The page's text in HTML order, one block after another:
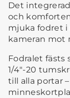
Det
och
mjuka fodret
kameran mot
Fodralet fästs
1/4"-20
till alla portar